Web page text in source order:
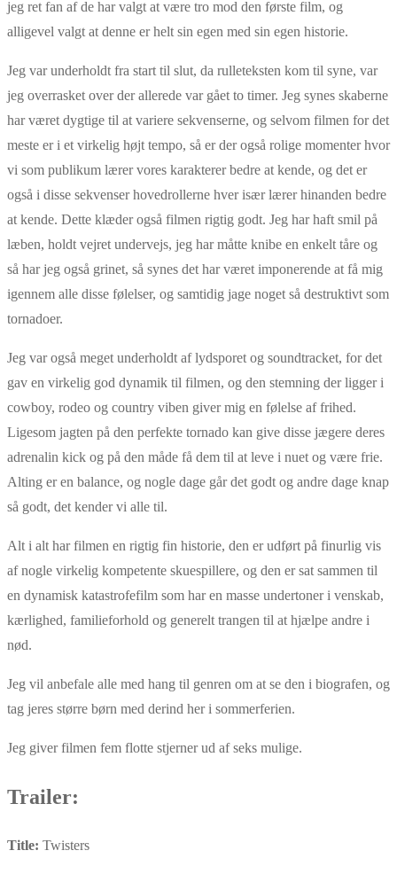
jeg ret fan af de har valgt at være tro mod den første film, og
alligevel valgt at denne er helt sin egen med sin egen historie.
Jeg var underholdt fra start til slut, da rulleteksten kom til syne, var
jeg overrasket over der allerede var gået to timer. Jeg synes skaberne
har været dygtige til at variere sekvenserne, og selvom filmen for det
meste er i et virkelig højt tempo, så er der også rolige momenter hvor
vi som publikum lærer vores karakterer bedre at kende, og det er
også i disse sekvenser hovedrollerne hver især lærer hinanden bedre
at kende. Dette klæder også filmen rigtig godt. Jeg har haft smil på
læben, holdt vejret undervejs, jeg har måtte knibe en enkelt tåre og
så har jeg også grinet, så synes det har været imponerende at få mig
igennem alle disse følelser, og samtidig jage noget så destruktivt som
tornadoer.
Jeg var også meget underholdt af lydsporet og soundtracket, for det
gav en virkelig god dynamik til filmen, og den stemning der ligger i
cowboy, rodeo og country viben giver mig en følelse af frihed.
Ligesom jagten på den perfekte tornado kan give disse jægere deres
adrenalin kick og på den måde få dem til at leve i nuet og være frie.
Alting er en balance, og nogle dage går det godt og andre dage knap
så godt, det kender vi alle til.
Alt i alt har filmen en rigtig fin historie, den er udført på finurlig vis
af nogle virkelig kompetente skuespillere, og den er sat sammen til
en dynamisk katastrofefilm som har en masse undertoner i venskab,
kærlighed, familieforhold og generelt trangen til at hjælpe andre i
nød.
Jeg vil anbefale alle med hang til genren om at se den i biografen, og
tag jeres større børn med derind her i sommerferien.
Jeg giver filmen fem flotte stjerner ud af seks mulige.
Trailer:
Title: Twisters